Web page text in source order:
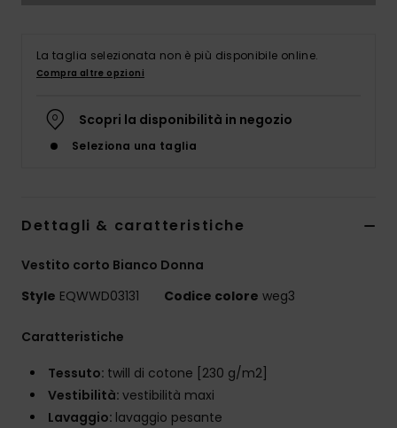
La taglia selezionata non è più disponibile online.
Compra altre opzioni
Scopri la disponibilità in negozio
Seleziona una taglia
Dettagli & caratteristiche
Vestito corto Bianco Donna
Style EQWWD03131 Codice colore weg3
Caratteristiche
Tessuto: twill di cotone [230 g/m2]
Vestibilità: vestibilità maxi
Lavaggio: lavaggio pesante